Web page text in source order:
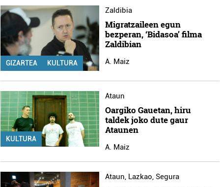
GIZARTEA KULTURA
Zaldibia
Migratzaileen egun
bezperan, ‘Bidasoa’ filma
Zaldibian
A. Maiz
KULTURA
Ataun
Oargiko Gauetan, hiru
taldek joko dute gaur
Ataunen
A. Maiz
Ataun, Lazkao, Segura